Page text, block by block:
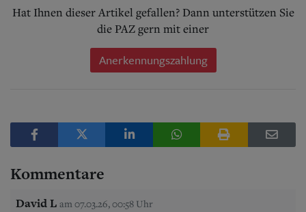
Hat Ihnen dieser Artikel gefallen? Dann unterstützen Sie
die PAZ gern mit einer
Anerkennungszahlung
Kommentare
David L am 07.03.26, 00:58 Uhr